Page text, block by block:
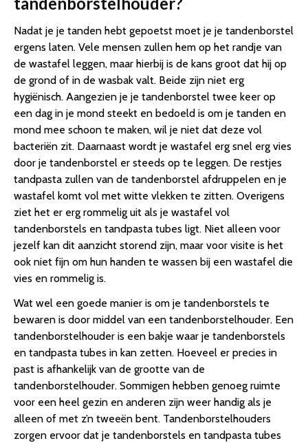
Nadat je je tanden hebt gepoetst moet je je tandenborstel
ergens laten. Vele mensen zullen hem op het randje van
de wastafel leggen, maar hierbij is de kans groot dat hij op
de grond of in de wasbak valt. Beide zijn niet erg
hygiënisch. Aangezien je je tandenborstel twee keer op
een dag in je mond steekt en bedoeld is om je tanden en
mond mee schoon te maken, wil je niet dat deze vol
bacteriën zit. Daarnaast wordt je wastafel erg snel erg vies
door je tandenborstel er steeds op te leggen. De restjes
tandpasta zullen van de tandenborstel afdruppelen en je
wastafel komt vol met witte vlekken te zitten. Overigens
ziet het er erg rommelig uit als je wastafel vol
tandenborstels en tandpasta tubes ligt. Niet alleen voor
jezelf kan dit aanzicht storend zijn, maar voor visite is het
ook niet fijn om hun handen te wassen bij een wastafel die
vies en rommelig is.
Wat wel een goede manier is om je tandenborstels te
bewaren is door middel van een tandenborstelhouder. Een
tandenborstelhouder is een bakje waar je tandenborstels
en tandpasta tubes in kan zetten. Hoeveel er precies in
past is afhankelijk van de grootte van de
tandenborstelhouder. Sommigen hebben genoeg ruimte
voor een heel gezin en anderen zijn weer handig als je
alleen of met z’n tweeën bent. Tandenborstelhouders
zorgen ervoor dat je tandenborstels en tandpasta tubes